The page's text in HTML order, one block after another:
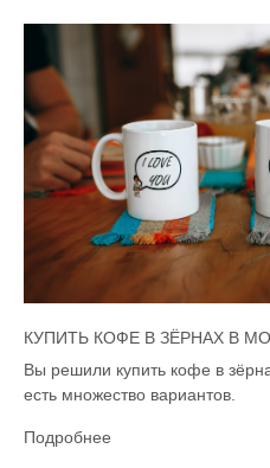
КУПИТЬ КОФЕ В ЗЁРНАХ В
Вы решили купить кофе в
есть множество вариантов.
Подробнее